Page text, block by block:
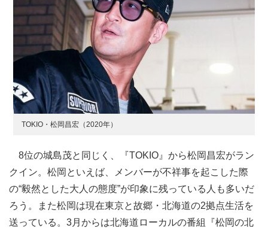
TOKIO・松岡昌宏（2020年）
8位の城島茂と同じく、『TOKIO』から松岡昌宏がラン
クイン。松岡といえば、メンバーが不祥事を起こした際
の“毅然とした大人の態度”が印象に残っている人も多いだ
ろう。また松岡は現在東京と故郷・北海道の2拠点生活を
送っている。3月からは北海道ローカルの番組『松岡の北